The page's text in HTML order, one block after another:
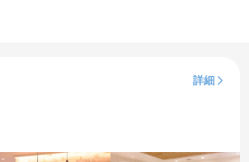
詳細